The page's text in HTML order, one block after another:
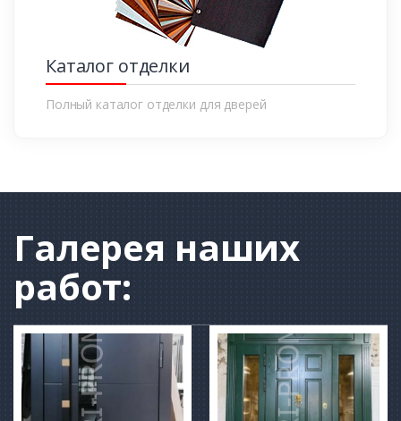
Каталог отделки
Полный каталог отделки для дверей
Галерея наших
работ: